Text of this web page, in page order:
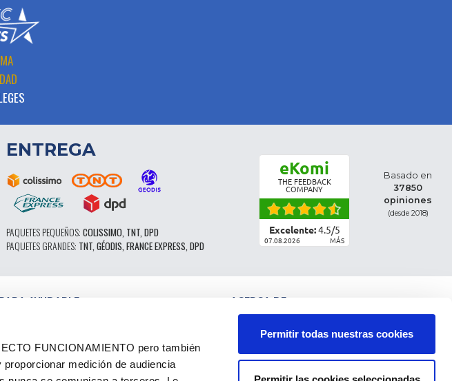
FUNCIONAMIENTO pero también
medición de audiencia
Permitir todas nuestras cookies
ENTREGA
PAQUETES PEQUEÑOS: COLISSIMO, TNT, DPD
PAQUETES GRANDES: TNT, GÉODIS, FRANCE EXPRESS, DPD
eKomi
THE FEEDBACK
COMPANY
Excelente:4.5/5
07.08.2026 MÁS
Basado en
37850
opiniones
(desde 2018)
PARA AYUDARLE
602 - ALTO RENDIMIENTO
ACERCA DE
CLASIFICACIÓN DE LAS PIEZAS
CONDICIONES GENERALES DE VENTA
NOTAS LEGALES